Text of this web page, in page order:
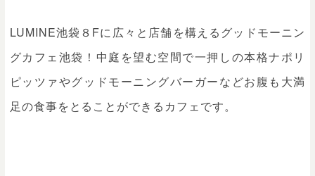
LUMINE池袋８Fに広々と店舗を構えるグッドモーニン
グカフェ池袋！中庭を望む空間で一押しの本格ナポリ
ピッツァやグッドモーニングバーガーなどお腹も大満
足の食事をとることができるカフェです。